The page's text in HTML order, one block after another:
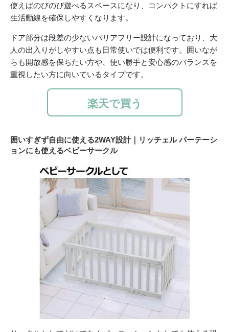
使えばのびのび遊べるスペースになり、コンパクトにすれば
生活動線を確保しやすくなります。
ドア部分は段差の少ないバリアフリー設計になっており、大
人の出入りがしやすい点も日常使いでは便利です。囲いなが
らも開放感を保ちたい方や、使い勝手と安心感のバランスを
重視したい方に向いているタイプです。
楽天で買う
囲いすぎず自由に使える2WAY設計｜リッチェル パーテーシ
ョンにも使えるベビーサークル